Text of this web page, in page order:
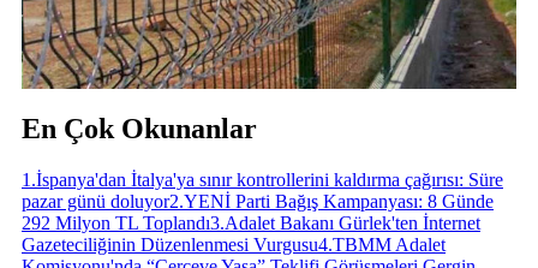
En Çok Okunanlar
1 .İspanya'dan İtalya'ya sınır kontrollerini kaldırma çağırısı: Süre
pazar günü doluyor2.YENİ Parti Bağış Kampanyası: 8 Günde
292 Milyon TL Toplandı3.Adalet Bakanı Gürlek'ten İnternet
Gazeteciliğinin Düzenlenmesi Vurgusu4.TBMM Adalet